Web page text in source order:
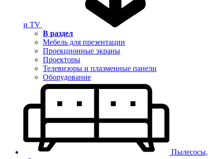
и TV
В раздел
Мебель для презентации
Проекционные экраны
Проекторы
Телевизоры и плазменные панели
Оборудование
Пылесосы,